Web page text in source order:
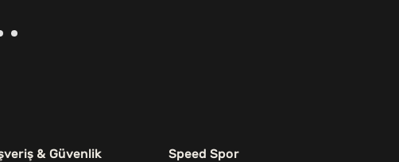
& Güvenlik Speed Spor